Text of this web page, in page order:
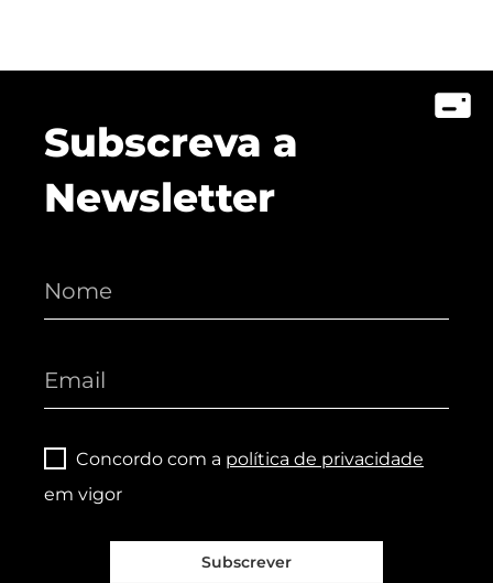
Subscreva a
Newsletter
Concordo com a política de privacidade
em vigor
Subscrever